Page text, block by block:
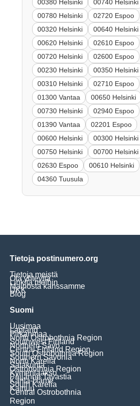
00380 Helsinki
00740 Helsinki
00780 Helsinki
02720 Espoo
00320 Helsinki
00640 Helsinki
00620 Helsinki
02610 Espoo
00720 Helsinki
02600 Espoo
00230 Helsinki
00350 Helsinki
00310 Helsinki
02710 Espoo
01300 Vantaa
00650 Helsinki
00730 Helsinki
02940 Espoo
01390 Vantaa
02201 Espoo
00600 Helsinki
00300 Helsinki
00750 Helsinki
00700 Helsinki
02630 Espoo
00610 Helsinki
04360 Tuusula
Tietoja postinumero.org
Tietoja meistä
Ota yhteyttä
Linkitä meihin
Mainosta kanssamme
UKK
Blog
Suomi
Uusimaa
Lapland
Pirkanmaa
North Ostrobothnia Region
Southwest Finland
Northern Savo
Central Finland Region
South Ostrobothnia Region
Southern Savonia
North Karelia
Satakunta
Ostrobothnia Region
Kymenlaakso
Päijänne Tavastia
Kanta-Häme
South Karelia
Kainuu
Central Ostrobothnia
Region